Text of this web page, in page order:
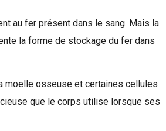
au fer présent dans le sang. Mais la
la forme de stockage du fer dans
moelle osseuse et certaines cellules
que le corps utilise lorsque ses